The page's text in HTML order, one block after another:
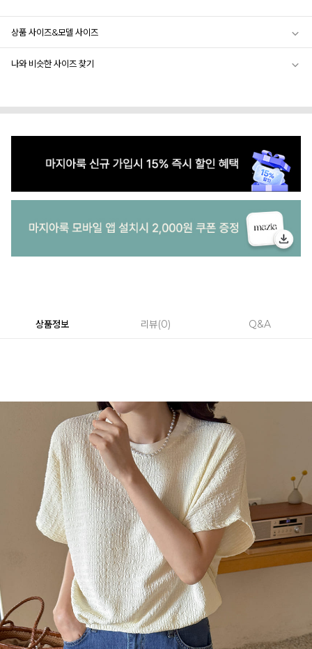
상품 사이즈&모델 사이즈
나와 비슷한 사이즈 찾기
상품정보 리뷰 0 Q&A